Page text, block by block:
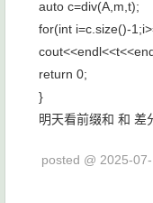
auto c=div(A,m,t);
for(int i=c.size()-
return 0;
}
明天看前缀和 和 差
posted @ 2025-